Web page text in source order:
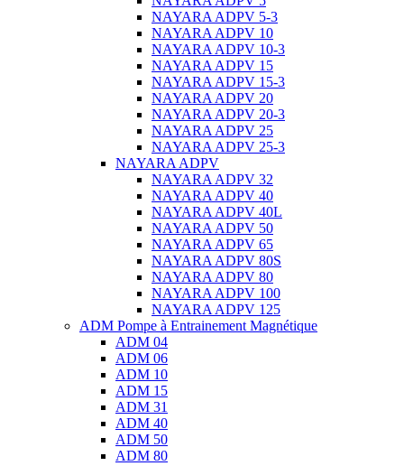
NAYARA ADPV 5-3
NAYARA ADPV 10
NAYARA ADPV 10-3
NAYARA ADPV 15
NAYARA ADPV 15-3
NAYARA ADPV 20
NAYARA ADPV 20-3
NAYARA ADPV 25
NAYARA ADPV 25-3
NAYARA ADPV
NAYARA ADPV 32
NAYARA ADPV 40
NAYARA ADPV 40L
NAYARA ADPV 50
NAYARA ADPV 65
NAYARA ADPV 80S
NAYARA ADPV 80
NAYARA ADPV 100
NAYARA ADPV 125
ADM Pompe à Entrainement Magnétique
ADM 04
ADM 06
ADM 10
ADM 15
ADM 31
ADM 40
ADM 50
ADM 80